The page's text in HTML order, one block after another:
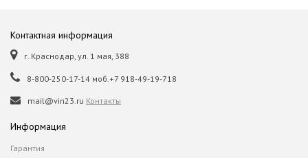
Контактная информация
г. Краснодар, ул. 1 мая, 388
8-800-250-17-14 моб.+7 918-49-19-718
mail@vin23.ru Контакты
Информация
Гарантия